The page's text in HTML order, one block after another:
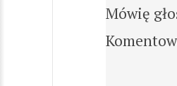
Mówię